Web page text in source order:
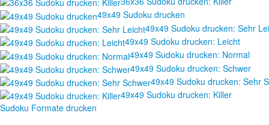
49x49 Sudoku drucken
49x49 Sudoku drucken: Sehr
49x49 Sudoku drucken: Leicht
49x49 Sudoku drucken: Normal
49x49 Sudoku drucken: Schwer
49x49 Sudoku drucken: Sehr
49x49 Sudoku drucken: Killer
Sudoku Formate drucken